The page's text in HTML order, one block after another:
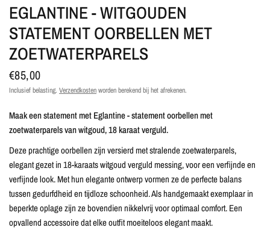
EGLANTINE - WITGOUDEN
STATEMENT OORBELLEN MET
ZOETWATERPARELS
€85,00
Inclusief belasting. Verzendkostenworden berekend bij het afrekenen.
Maak een statement met Eglantine - statement oorbellen met
zoetwaterparels van witgoud, 18 karaat verguld.
Deze prachtige oorbellen zijn versierd met stralende zoetwaterparels,
elegant gezet in 18-karaats witgoud verguld messing, voor een verfijnde en
verfijnde look. Met hun elegante ontwerp vormen ze de perfecte balans
tussen gedurfdheid en tijdloze schoonheid. Als handgemaakt exemplaar in
beperkte oplage zijn ze bovendien nikkelvrij voor optimaal comfort. Een
opvallend accessoire dat elke outfit moeiteloos elegant maakt.